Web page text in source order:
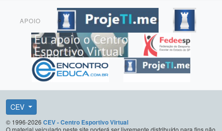
APOIO
CEV
© 1996-2026 CEV - Centro Esportivo Virtual
O material veiculado neste site poderá ser livremente distribuído para fins não